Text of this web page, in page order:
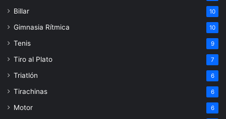
Billar 10
Gimnasia Rítmica 10
Tenis 9
Tiro al Plato 7
Triatlón 6
Tirachinas 6
Motor 6